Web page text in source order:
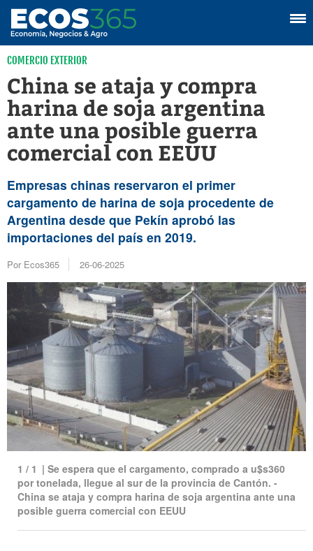
COMERCIO EXTERIOR
China se ataja y compra
harina de soja argentina
ante una posible guerra
comercial con EEUU
Empresas chinas reservaron el primer
cargamento de harina de soja procedente de
Argentina desde que Pekín aprobó las
importaciones del país en 2019.
Por Ecos365 26-06-2025
1 / 1 | Se espera que el cargamento, comprado a u$s360
por tonelada, llegue al sur de la provincia de Cantón. -
China se ataja y compra harina de soja argentina ante una
posible guerra comercial con EEUU